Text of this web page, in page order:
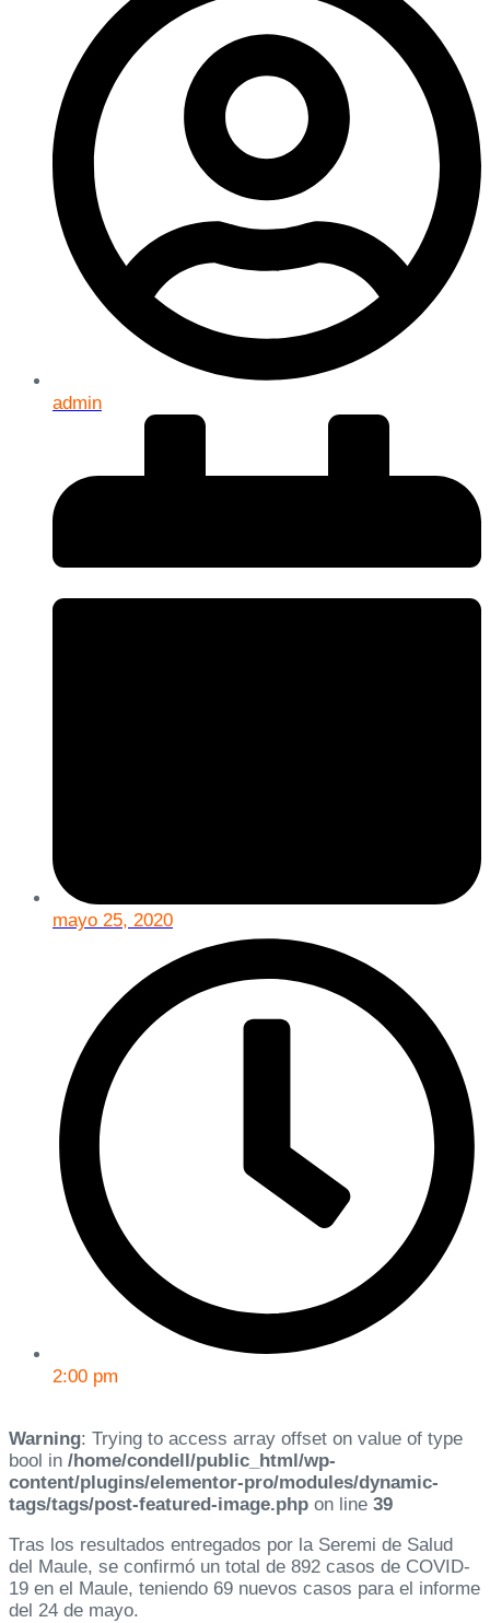
admin
mayo 25, 2020
2:00 pm
Warning: Trying to access array offset on value of type
bool in /home/condell/public_html/wp-
content/plugins/elementor-pro/modules/dynamic-
tags/tags/post-featured-image.php on line 39
Tras los resultados entregados por la Seremi de Salud
del Maule, se confirmó un total de 892 casos de COVID-
19 en el Maule, teniendo 69 nuevos casos para el informe
del 24 de mayo.